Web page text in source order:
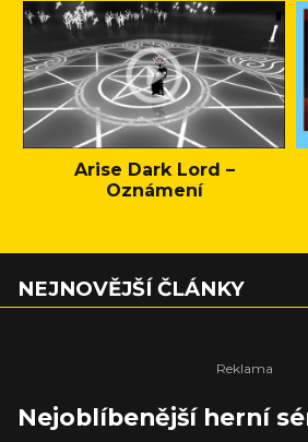
Arise Dark Lord –
Oznámení
NEJNOVĚJŠÍ ČLÁNKY
Nejoblíbenější herní